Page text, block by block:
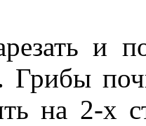
и
Грибы
на 2-х